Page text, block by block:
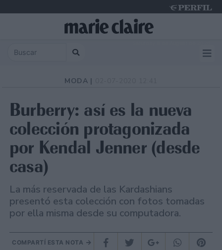
MODA |
Burberry: así es la nueva
colección protagonizada
por Kendal Jenner (desde
casa)
La más reservada de las Kardashians
presentó esta colección con fotos tomadas
por ella misma desde su computadora.
COMPARTÍ ESTA NOTA